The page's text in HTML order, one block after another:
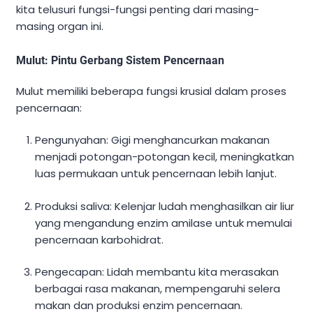
kita telusuri fungsi-fungsi penting dari masing-
masing organ ini.
Mulut: Pintu Gerbang Sistem Pencernaan
Mulut memiliki beberapa fungsi krusial dalam proses
pencernaan:
Pengunyahan: Gigi menghancurkan makanan
menjadi potongan-potongan kecil, meningkatkan
luas permukaan untuk pencernaan lebih lanjut.
Produksi saliva: Kelenjar ludah menghasilkan air liur
yang mengandung enzim amilase untuk memulai
pencernaan karbohidrat.
Pengecapan: Lidah membantu kita merasakan
berbagai rasa makanan, mempengaruhi selera
makan dan produksi enzim pencernaan.